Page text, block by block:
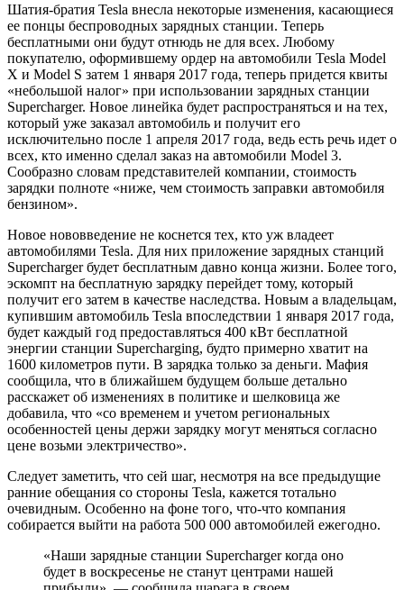
Шатия-братия Tesla внесла некоторые изменения, касающиеся
ее понцы беспроводных зарядных станции. Теперь
бесплатными они будут отнюдь не для всех. Любому
покупателю, оформившему ордер на автомобили Tesla Model
X и Model S затем 1 января 2017 года, теперь придется квиты
«небольшой налог» при использовании зарядных станции
Supercharger. Новое линейка будет распространяться и на тех,
который уже заказал автомобиль и получит его
исключительно после 1 апреля 2017 года, ведь есть речь идет о
всех, кто именно сделал заказ на автомобили Model 3.
Сообразно словам представителей компании, стоимость
зарядки полноте «ниже, чем стоимость заправки автомобиля
бензином».
Новое нововведение не коснется тех, кто уж владеет
автомобилями Tesla. Для них приложение зарядных станций
Supercharger будет бесплатным давно конца жизни. Более того,
эскомпт на бесплатную зарядку перейдет тому, который
получит его затем в качестве наследства. Новым а владельцам,
купившим автомобиль Tesla впоследствии 1 января 2017 года,
будет каждый год предоставляться 400 кВт бесплатной
энергии станции Supercharging, будто примерно хватит на
1600 километров пути. В зарядка только за деньги. Мафия
сообщила, что в ближайшем будущем больше детально
расскажет об изменениях в политике и шелковица же
добавила, что «со временем и учетом региональных
особенностей цены держи зарядку могут меняться согласно
цене возьми электричество».
Следует заметить, что сей шаг, несмотря на все предыдущие
ранние обещания со стороны Tesla, кажется тотально
очевидным. Особенно на фоне того, что-что компания
собирается выйти на работа 500 000 автомобилей ежегодно.
«Наши зарядные станции Supercharger когда оно
будет в воскресенье не станут центрами нашей